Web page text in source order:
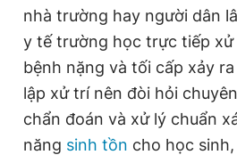
nhà trường hay người dân
y tế trường học trực tiếp xử
bệnh nặng và tối cấp xảy
lập xử trí nên đòi hỏi
chẩn đoán và xử lý chuẩn
năng sinh tồn cho học